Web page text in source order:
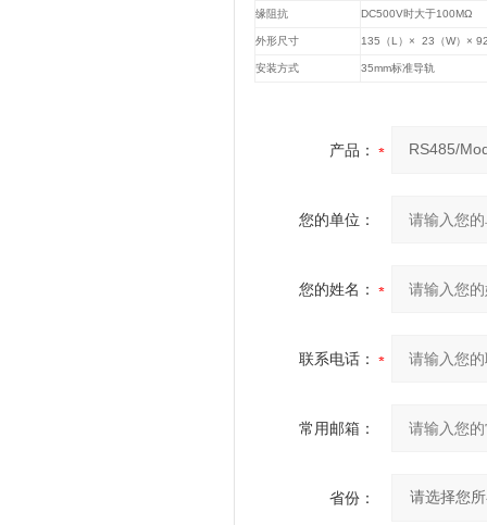
缘阻抗 DC500V时大于100MΩ
外形尺寸 135 （L ） × 23 （W） ×
安装方式 35mm标准导轨
产品：
您的单位：
您的姓名：
联系电话：
常用邮箱：
省份：